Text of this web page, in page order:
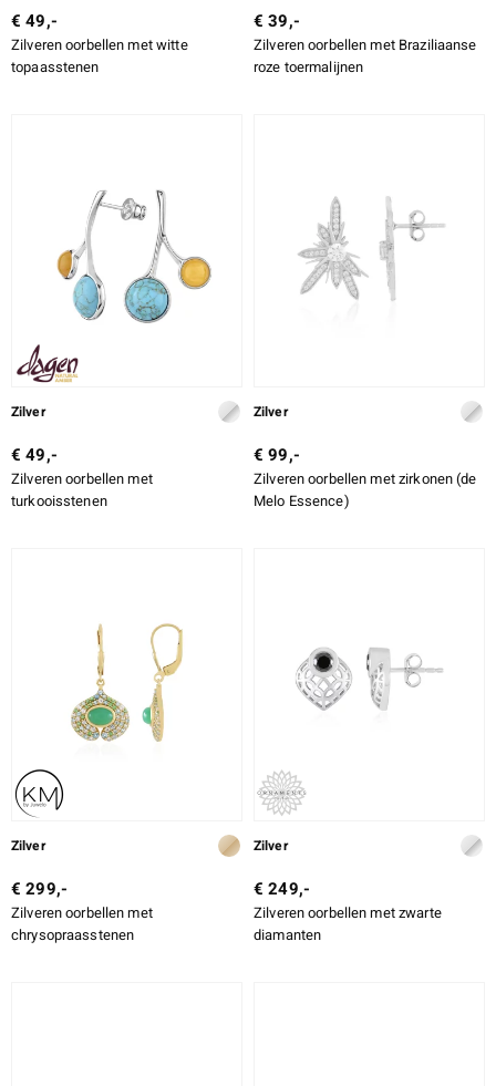
€ 49,-
Zilveren oorbellen met witte
topaasstenen
€ 39,-
Zilveren oorbellen met Braziliaanse
roze toermalijnen
Zilver
€ 49,-
Zilveren oorbellen met
turkooisstenen
Zilver
€ 99,-
Zilveren oorbellen met zirkonen (de
Melo Essence)
Zilver
€ 299,-
Zilveren oorbellen met
chrysopraasstenen
Zilver
€ 249,-
Zilveren oorbellen met zwarte
diamanten